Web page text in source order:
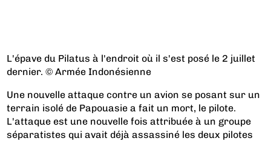
L'épave du Pilatus à l'endroit où il s'est posé le 2 juillet
dernier. © Armée Indonésienne
Une nouvelle attaque contre un avion se posant sur un
terrain isolé de Papouasie a fait un mort, le pilote.
L'attaque est une nouvelle fois attribuée à un groupe
séparatistes qui avait déjà assassiné les deux pilotes